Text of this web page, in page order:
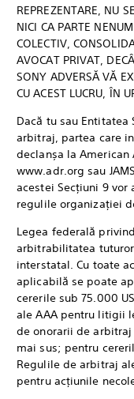
REPREZENTARE, NU
NICI CA PARTE
COLECTIV,
AVOCAT PRIVAT,
SONY ADVERSĂ VĂ
CU ACEST LUCRU, ÎN
Dacă tu sau
arbitraj, partea care
declanșa la American
www.adr.org sau
acestei Secțiuni 9
regulile organizației
Legea federală
arbitrabilitatea
interstatal. Cu toate
aplicabilă se poate
cererile sub 75.000
ale AAA pentru litigii
de onorarii de arbitraj
mai sus; pentru
Regulile de arbitraj
pentru acțiunile